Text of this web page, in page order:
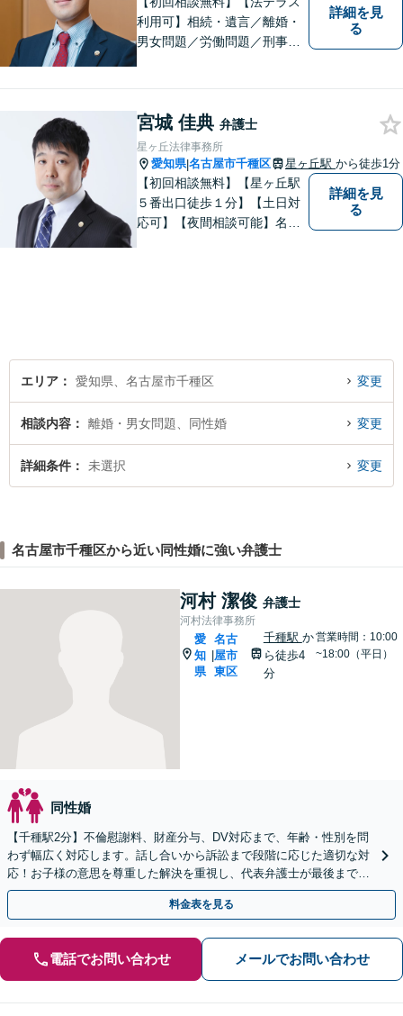
利用可】相続・遺言／離婚・
男女問題／労働問題／刑事事
ご提供。小さなお困り事でも
構いません【夜間・休日面
談】【完全個室】【今池駅3
分】
詳細を見
る
宮城 佳典 弁護士
星ヶ丘法律事務所
愛知県|名古屋市千種区 星ヶ丘駅 から徒歩1分
【初回相談無料】【星ヶ丘駅
５番出口徒歩１分】【土日対
応可】【夜間相談可能】名古
詳細を見
る
エリア 愛知県、名古屋市千種区 変更
相談内容 離婚・男女問題、同性婚 変更
詳細条件 未選択 変更
名古屋市千種区から近い同性婚に強い弁護士
河村 潔俊 弁護士
河村法律事務所
愛
知
県
名古
屋市
東区
千種駅 か
ら徒歩4
分
営業時間：10:00
~18:00（平日）
同性婚
【千種駅2分】不倫慰謝料、財産分与、DV対応まで、年齢・性別を問
わず幅広く対応します。話し合いから訴訟まで段階に応じた適切な対
応！お子様の意思を尊重した解決を重視し、代表弁護士が最後まで一
貫してサポート【土日夜間対応可】【オンライン対応可】
料金表を見る
電話でお問い合わせ メールでお問い合わせ